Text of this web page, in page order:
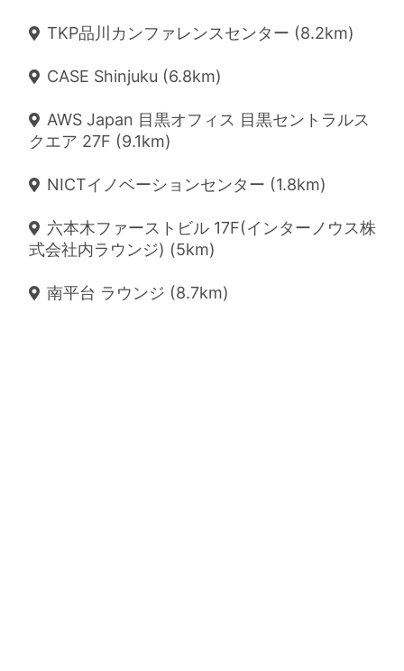
TKP品川カンファレンスセンター (8.2km)
CASE Shinjuku (6.8km)
AWS Japan 目黒オフィス 目黒セントラルス
クエア 27F (9.1km)
NICTイノベーションセンター (1.8km)
六本木ファーストビル 17F(インターノウス株
式会社内ラウンジ) (5km)
南平台 ラウンジ (8.7km)